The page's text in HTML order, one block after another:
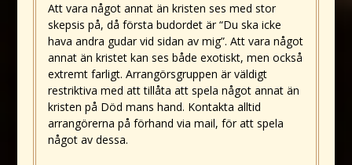
Att vara något annat än kristen ses med stor
skepsis på, då första budordet är “Du ska icke
hava andra gudar vid sidan av mig”. Att vara något
annat än kristet kan ses både exotiskt, men också
extremt farligt. Arrangörsgruppen är väldigt
restriktiva med att tillåta att spela något annat än
kristen på Död mans hand. Kontakta alltid
arrangörerna på förhand via mail, för att spela
något av dessa.